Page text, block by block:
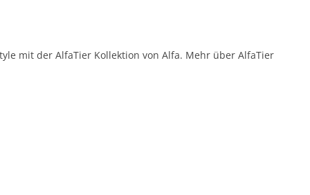
mit der AlfaTier Kollektion von Alfa. Mehr über AlfaTier